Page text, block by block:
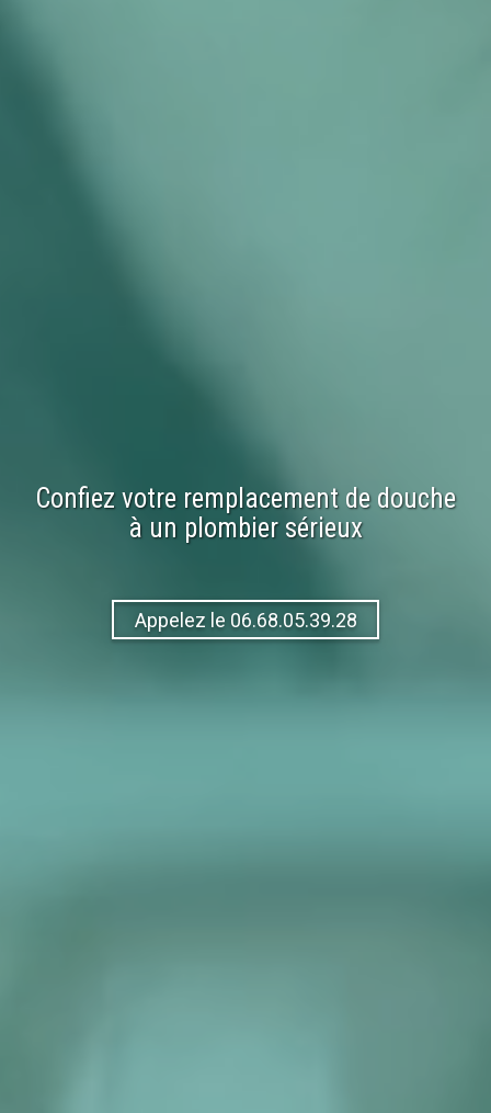
Confiez votre remplacement de douche
à un plombier sérieux
Appelez le 06.68.05.39.28